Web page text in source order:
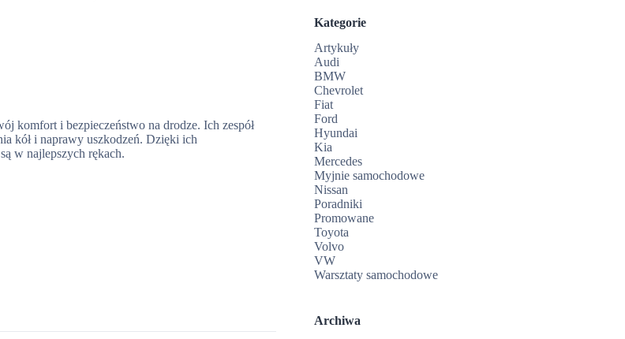
komfort i bezpieczeństwo na drodze. Ich zespół
kół i naprawy uszkodzeń. Dzięki ich
w najlepszych rękach.
Kategorie
Artykuły
Audi
BMW
Chevrolet
Fiat
Ford
Hyundai
Kia
Mercedes
Myjnie samochodowe
Nissan
Poradniki
Promowane
Toyota
Volvo
VW
Warsztaty samochodowe
Archiwa